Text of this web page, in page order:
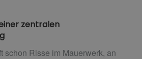
zentralen
schon Risse im Mauerwerk, an